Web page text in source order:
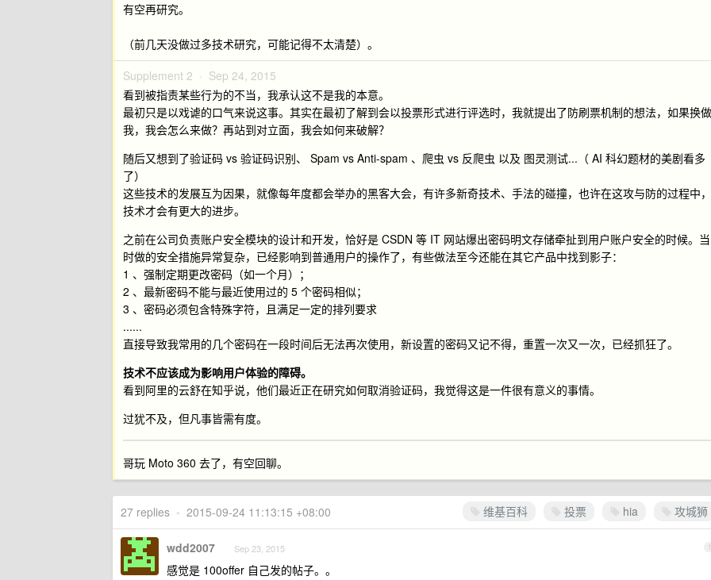
有空再研究。
（前几天没做过多技术研究，可能记得不太清楚）。
Supplement 2 · Sep 24, 2015
看到被指责某些行为的不当，我承认这不是我的本意。
最初只是以戏谑的口气来说这事。其实在最初了解到会以投票形式进行评选时，我就提出了防刷票机制的想法，如果换做
我，我会怎么来做？再站到对立面，我会如何来破解？
随后又想到了验证码 vs 验证码识别、 Spam vs Anti-spam 、爬虫 vs 反爬虫 以及 图灵测试...（ AI 科幻题材的美剧看多
了）
这些技术的发展互为因果，就像每年度都会举办的黑客大会，有许多新奇技术、手法的碰撞，也许在这攻与防的过程中，
技术才会有更大的进步。
之前在公司负责账户安全模块的设计和开发，恰好是 CSDN 等 IT 网站爆出密码明文存储牵扯到用户账户安全的时候。当
时做的安全措施异常复杂，已经影响到普通用户的操作了，有些做法至今还能在其它产品中找到影子：
1 、强制定期更改密码（如一个月）；
2 、最新密码不能与最近使用过的 5 个密码相似；
3 、密码必须包含特殊字符，且满足一定的排列要求
......
直接导致我常用的几个密码在一段时间后无法再次使用，新设置的密码又记不得，重置一次又一次，已经抓狂了。
技术不应该成为影响用户体验的障碍。
看到阿里的云舒在知乎说，他们最近正在研究如何取消验证码，我觉得这是一件很有意义的事情。
过犹不及，但凡事皆需有度。
哥玩 Moto 360 去了，有空回聊。
维基百科 投票 hia 攻城狮
27 replies • 2015-09-24 11:13:15 +08:00
1
wdd2007 Sep 23, 2015
感觉是 100offer 自己发的帖子。。